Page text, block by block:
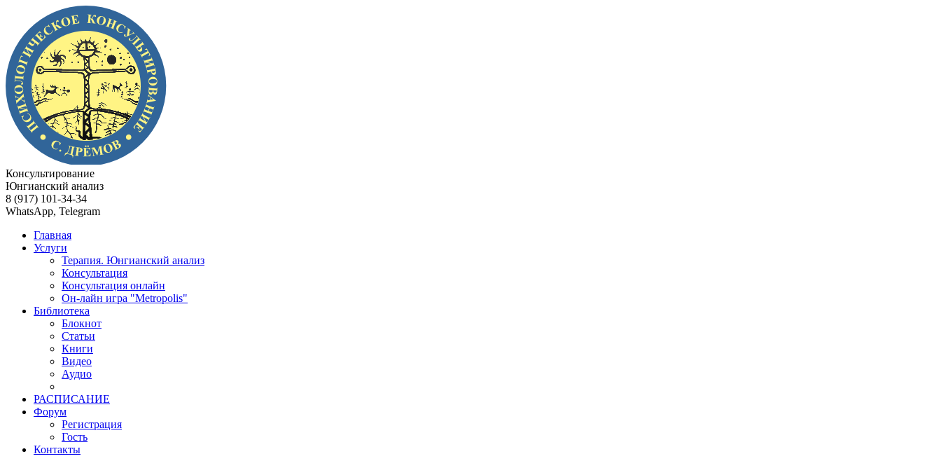
Консультирование
Юнгианский анализ
8 (917) 101-34-34
WhatsApp, Telegram
Главная
Услуги
Терапия. Юнгианский анализ
Консультация
Консультация онлайн
Он-лайн игра "Metropolis"
Библиотека
Блокнот
Статьи
Книги
Видео
Аудио
РАСПИСАНИЕ
Форум
Регистрация
Гость
Контакты